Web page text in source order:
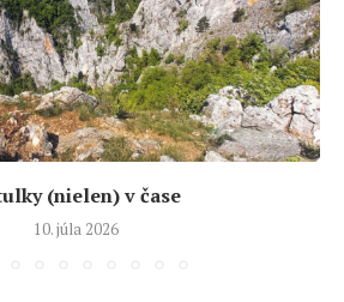
(nielen) v čase
10. júla 2026